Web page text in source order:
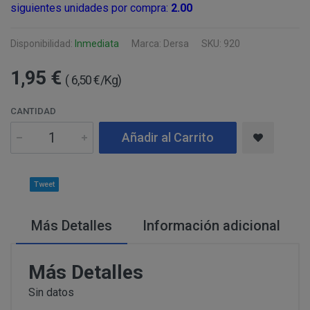
siguientes unidades por compra: 2.00
Disponibilidad: Inmediata Marca: Dersa SKU: 920
1,95 €( 6,50 €/Kg)
CANTIDAD
Añadir al Carrito
Tweet
Más Detalles Información adicional
Más Detalles
Sin datos
COMUNICACIONES
Email: info@perustocks.es.
Información
Puede consultar información adicional y
Información adicional ¿Quién
Para comunicarse con nosotros, ponemos a su
Email: info@perustocks.es.
postal se encuentra la tienda presencial.
Todas las notificaciones y comunicaciones entre los
eficaces, a todos los efectos, cuando se realicen a
Los productos ofertados, junto con las características
en pantalla.
MODIFICACION O ANULACION DEL PEDIDO
DESISTIMIENTO DE LA COMPRA
Suministro de bienes precintados que no pueden ser
Productos que puedan deteriorarse o caducar